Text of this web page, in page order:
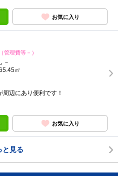
お気に入り
（管理費等－）
－
㎡
辺にあり便利です！
お気に入り
と見る